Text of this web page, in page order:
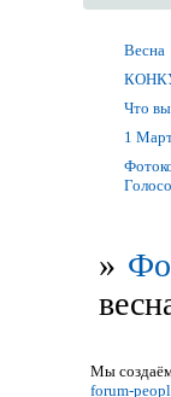
Весна
Что
1
»
Мы
forum-